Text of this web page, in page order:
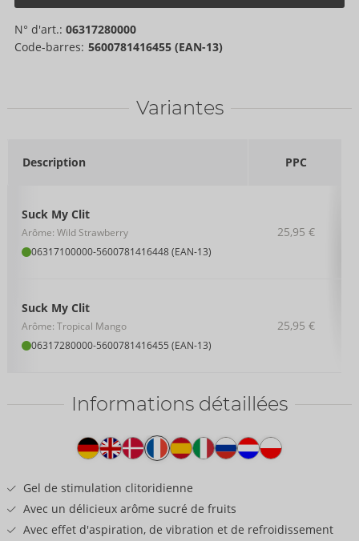
N° d'art.: 06317280000
Code-barres: 5600781416455 (EAN-13)
Variantes
Description PPC
Suck My Clit
Arôme: Wild Strawberry
06317100000-5600781416448 (EAN-13)
25,95 €
Suck My Clit
Arôme: Tropical Mango
06317280000-5600781416455 (EAN-13)
25,95 €
Informations détaillées
Gel de stimulation clitoridienne
Avec un délicieux arôme sucré de fruits
Avec effet d'aspiration, de vibration et de refroidissement